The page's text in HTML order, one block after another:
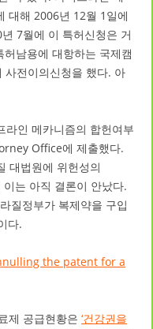
대해 2006년 12월 1일에
7월에 이 특허신청은 거
남용에 대항하는 국제캠
사전이의신청을 했다. 아
라인 메카니즘의 합헌여부
Office에 제출했다.
대법원에 위헌성의
는 아직 결론이 안났다.
질정부가 복제약을 구입
다.
the patent for a
제 공급현황은 ‘건강권을